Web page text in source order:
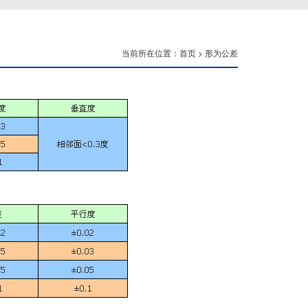
当前所在位置： 首页 > 形为公差